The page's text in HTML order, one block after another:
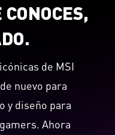
de MSI
nuevo para
y diseño para
Ahora